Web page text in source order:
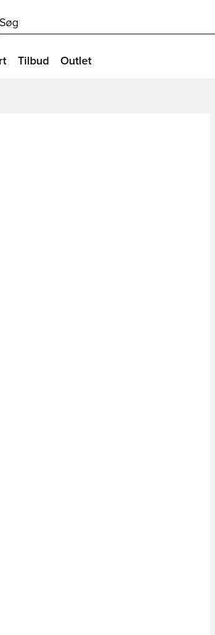
Søg
Tilbud Outlet